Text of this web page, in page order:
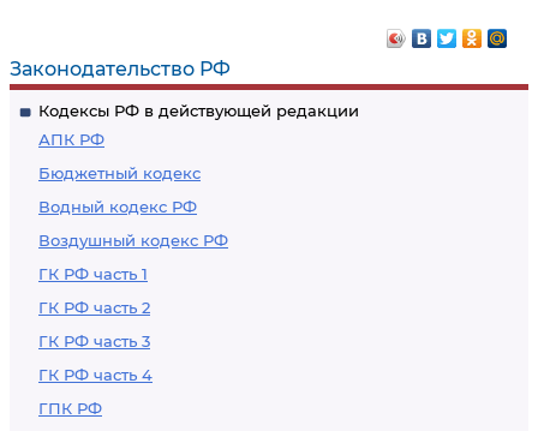
Законодательство РФ
Кодексы РФ в действующей редакции
АПК РФ
Бюджетный кодекс
Водный кодекс РФ
Воздушный кодекс РФ
ГК РФ часть 1
ГК РФ часть 2
ГК РФ часть 3
ГК РФ часть 4
ГПК РФ
при рассмотрении
судом споров,
связанных с
воспитанием детей